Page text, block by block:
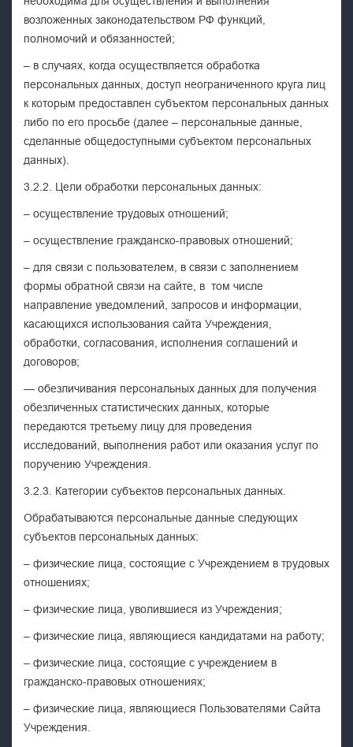
возложенных законодательством РФ функций,
полномочий и обязанностей;
– в случаях, когда осуществляется обработка
персональных данных, доступ неограниченного круга лиц
к которым предоставлен субъектом персональных данных
либо по его просьбе (далее – персональные данные,
сделанные общедоступными субъектом персональных
данных).
3.2.2. Цели обработки персональных данных:
– осуществление трудовых отношений;
– осуществление гражданско-правовых отношений;
– для связи с пользователем, в связи с заполнением
формы обратной связи на сайте, в том числе
направление уведомлений, запросов и информации,
касающихся использования сайта Учреждения,
обработки, согласования, исполнения соглашений и
договоров;
— обезличивания персональных данных для получения
обезличенных статистических данных, которые
передаются третьему лицу для проведения
исследований, выполнения работ или оказания услуг по
поручению Учреждения.
3.2.3. Категории субъектов персональных данных.
Обрабатываются персональные данные следующих
субъектов персональных данных:
– физические лица, состоящие с Учреждением в трудовых
отношениях;
– физические лица, уволившиеся из Учреждения;
– физические лица, являющиеся кандидатами на работу;
– физические лица, состоящие с учреждением в
гражданско-правовых отношениях;
– физические лица, являющиеся Пользователями Сайта
Учреждения.